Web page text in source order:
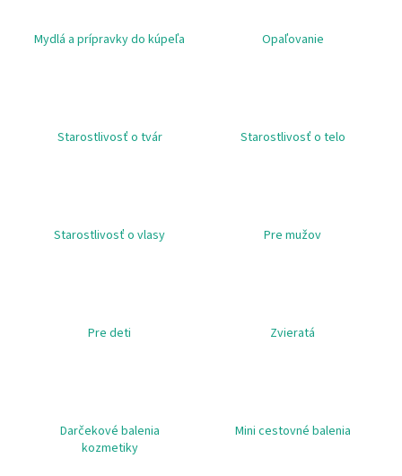
Mydlá a prípravky do kúpeľa Opaľovanie
Starostlivosť o tvár Starostlivosť o telo
Starostlivosť o vlasy Pre mužov
Pre deti Zvieratá
Darčekové balenia
kozmetiky
Mini cestovné balenia